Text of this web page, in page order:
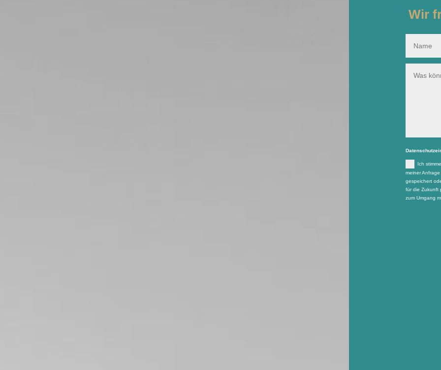
Wir
Ich
meiner
gespeichert
für die Zukunft
zum Umgang